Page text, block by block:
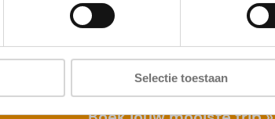
Selectie toestaan
heb je eigenlijk maar 2 keuzes: of je gaat
boottrip past het beste bij jou? We geven de